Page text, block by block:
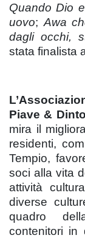
Quando Dio
uovo; Awa
dagli occhi,
stata finalista
Piave &
mira il
residenti,
Tempio,
soci alla vita
attività
diverse
quadro
contenitori in